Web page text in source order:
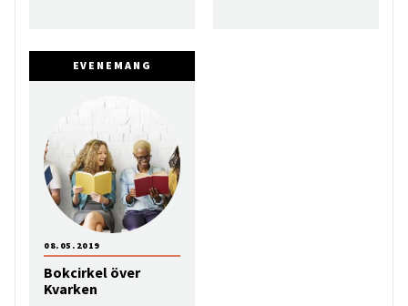
EVENEMANG
Bokcirkel över
Kvarken
08.05.2019